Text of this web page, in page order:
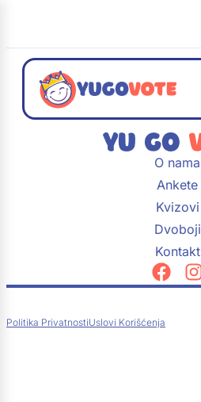
O nama
Ankete
Kvizovi
Dvoboji
Kontakt
Politika PrivatnostiUslovi Korišćenja